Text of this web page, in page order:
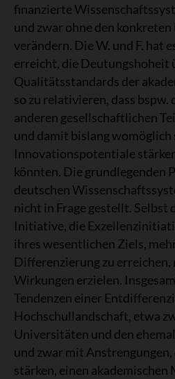
finanzierte
und zwar ohne den konkreten
verändern. Die W. und F. hat
erreicht, die Deutungshoheit
Qualitätsstandards der
so zu relativieren, dass
anderen gesellschaftlichen
und damit bislang
Innovationspotentiale
könnten. Die grundlegenden
deutschen
nicht in Frage gestellt. Selbst
Initiative, die
ihres wesentlichen Ziels,
Differenzierung zu erreichen,
Wirkungen erzielen.
Tendenzen einer
Hochschullandschaft, etwa
Universitäten und den
und zwar mit
stärken, einen